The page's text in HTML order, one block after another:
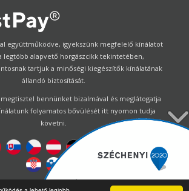
együttműködve, igyekszünk megfelelő kínálatot
legtöbb alapvető horgászcikk tekintetében,
tartjuk a minőségi kiegészítők kínálatának
állandó biztosítását.
bennünket bizalmával és meglátogatja
folyamatos bővülését itt nyomon tudja
követni.
Designed by Energofish Kft